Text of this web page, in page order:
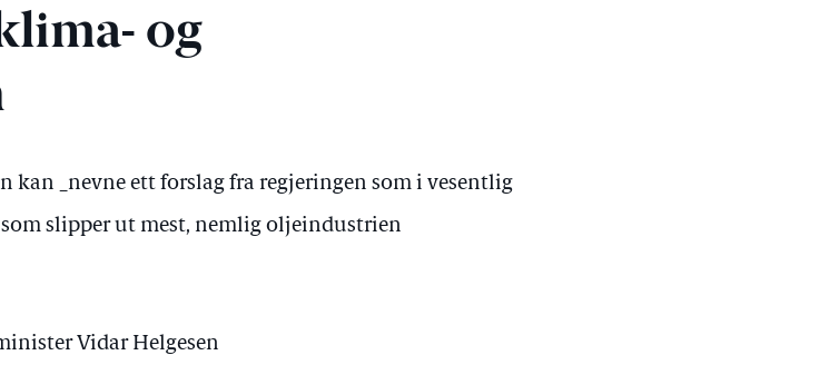
og
_nevne ett forslag fra regjeringen som i vesentlig
slipper ut mest, nemlig oljeindustrien
Vidar Helgesen